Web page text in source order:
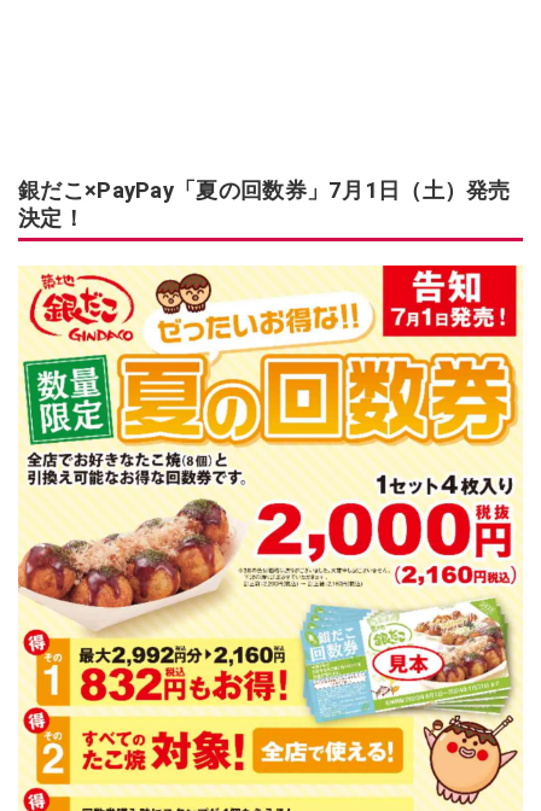
銀だこ×PayPay「夏の回数券」7月1日（土）発売
決定！